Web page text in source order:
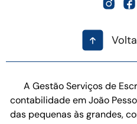
A Gestão Serviços de
contabilidade em João
das pequenas às grandes,